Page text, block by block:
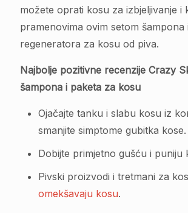
možete oprati kosu za izbjeljivanje i
pramenovima ovim setom šampona i
regeneratora za kosu od piva.
Najbolje pozitivne recenzije Crazy
šampona i paketa za kosu
Ojačajte tanku i slabu kosu iz
smanjite simptome gubitka kose.
Dobijte primjetno gušću i puniju
Pivski proizvodi i tretmani za
omekšavaju kosu.